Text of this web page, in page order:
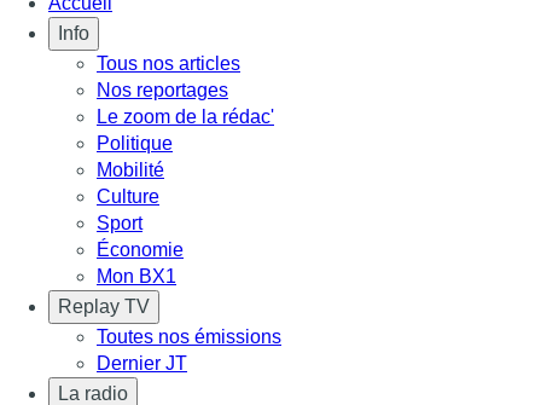
Info
Tous nos articles
Nos reportages
Le zoom de la rédac'
Politique
Mobilité
Culture
Sport
Économie
Mon BX1
Replay TV
Toutes nos émissions
Dernier JT
La radio